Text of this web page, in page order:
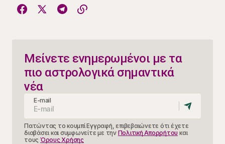
Μείνετε ενημερωμένοι με τα
πιο αστρολογικά σημαντικά
νέα
E-mail
Πατώντας το κουμπί Εγγραφή, επιβεβαιώνετε ότι έχετε
διαβάσει και συμφωνείτε με την Πολιτική Απορρήτου και
τους Όρους Χρήσης